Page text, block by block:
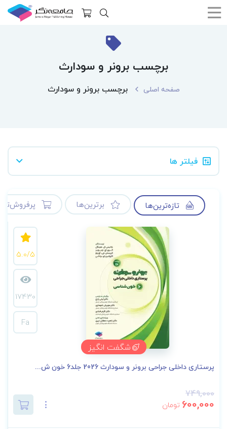
برچسب برونر و سودارث
صفحه اصلی برچسب برونر و سودارث
فیلتر ها
تازه‌ترین‌ها برترین‌ها
شگفت انگیز
5.0/5
17430
Fa
پرستاری داخلی جراحی برونر و سودارث 2026 جلد6 خون ش...
749,000
600,000 تومان